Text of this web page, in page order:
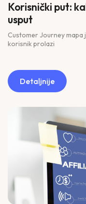
Korisnički put:
usput
Customer Journey mapa
korisnik prolazi
Detaljnije